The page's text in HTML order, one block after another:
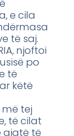
e cila
të saj.
njoftoi
po
të
këtë
më tej
të cilat
gjatë të